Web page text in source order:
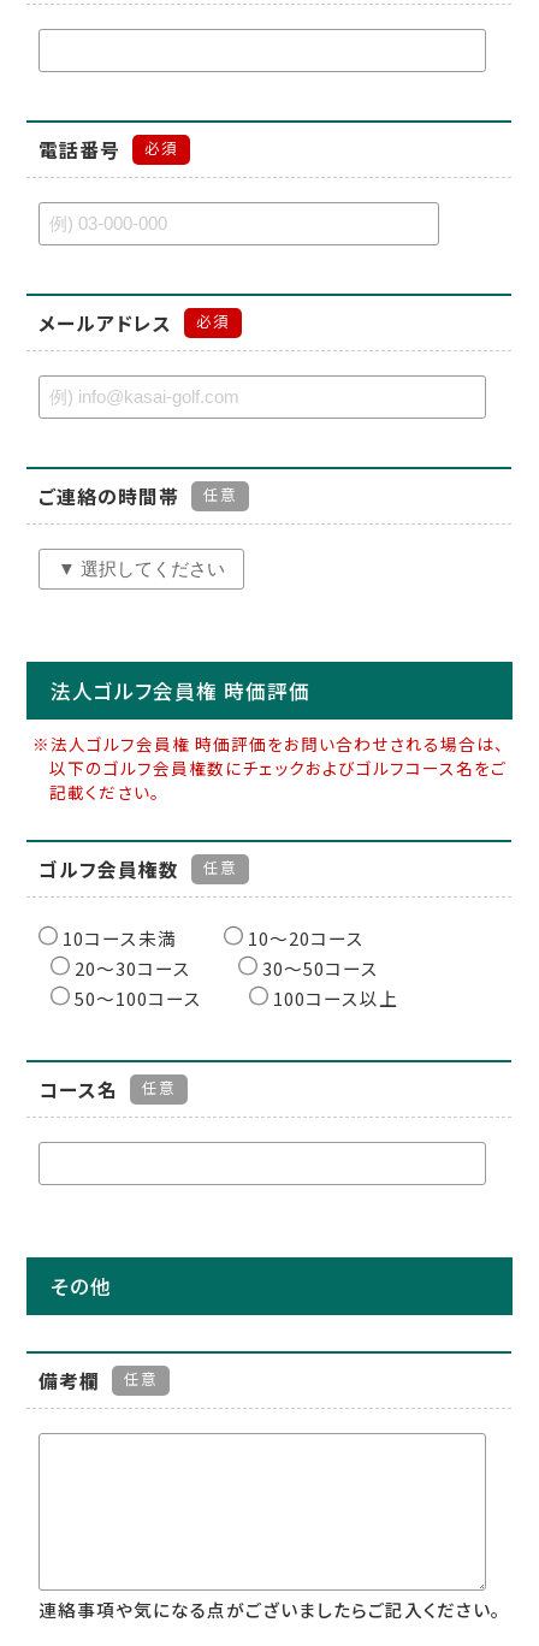
電話番号 必須
メールアドレス 必須
ご連絡の時間帯 任意
法人ゴルフ会員権 時価評価
※法人ゴルフ会員権 時価評価をお問い合わせされる場合は、
以下のゴルフ会員権数にチェックおよびゴルフコース名をご
記載ください。
ゴルフ会員権数 任意
10コース未満
10〜20コース
20〜30コース
30〜50コース
50〜100コース
100コース以上
コース名 任意
その他
備考欄 任意
連絡事項や気になる点がございましたらご記入ください。